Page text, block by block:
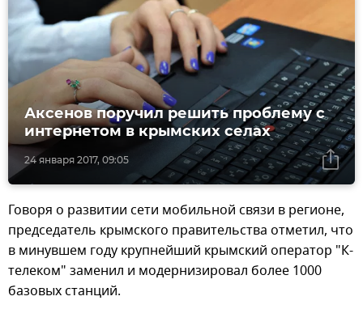
24 января 2017, 09:05
Аксенов поручил решить проблему с
интернетом в крымских селах
Говоря о развитии сети мобильной связи в регионе,
председатель крымского правительства отметил, что
в минувшем году крупнейший крымский оператор "К-
телеком" заменил и модернизировал более 1000
базовых станций.